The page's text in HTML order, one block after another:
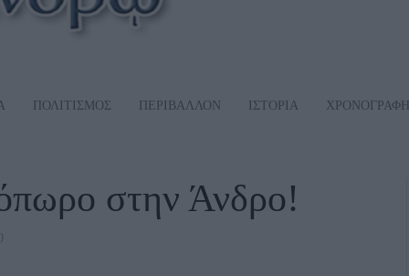
ΠΟΛΙΤΙΣΜΟΣ ΠΕΡΙΒΑΛΛΟΝ ΙΣΤΟΡΙΑ
στην Άνδρο!